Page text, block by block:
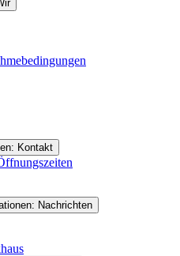
Kontakt
Nachrichten